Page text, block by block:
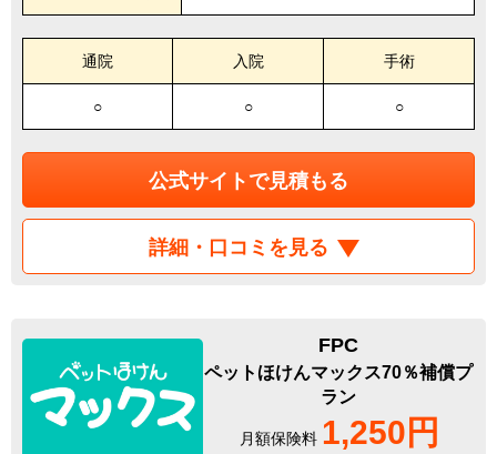
通院 入院 手術
○ ○ ○
公式サイトで見積もる
詳細・口コミを見る
FPC
ペットほけんマックス70％補償プ
ラン
月額保険料 1,250円